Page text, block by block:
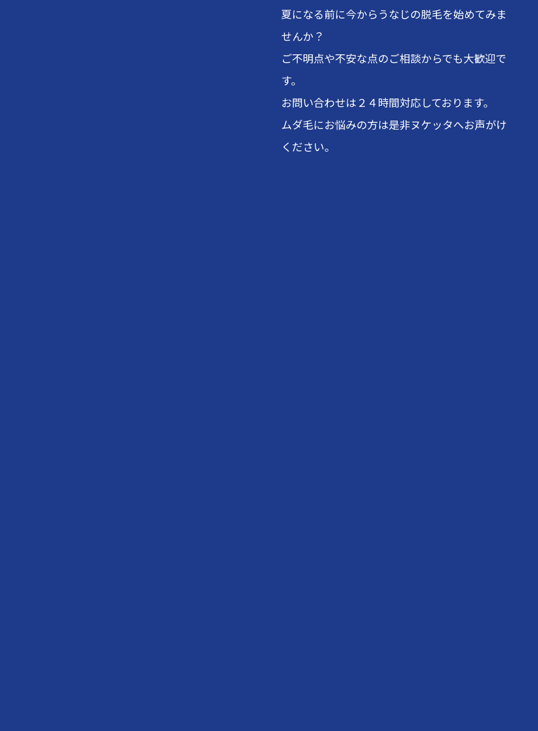
夏になる前に今からうなじの脱毛を始めてみま
せんか？
ご不明点や不安な点のご相談からでも大歓迎で
す。
お問い合わせは２４時間対応しております。
ムダ毛にお悩みの方は是非ヌケッタへお声がけ
ください。